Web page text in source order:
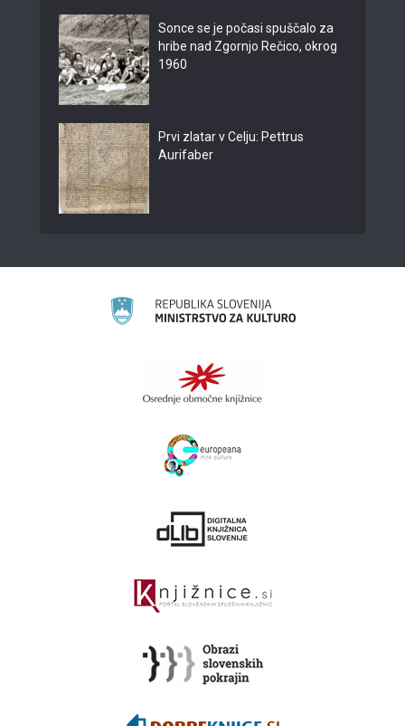
Sonce se je počasi spuščalo za
hribe nad Zgornjo Rečico, okrog
1960
Prvi zlatar v Celju: Pettrus
Aurifaber